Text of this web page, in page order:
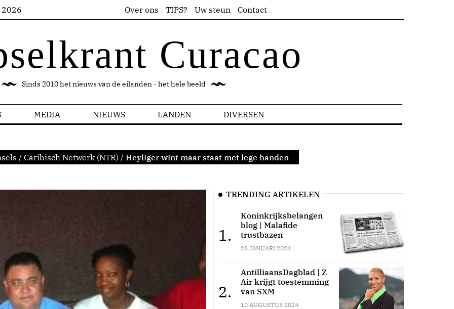
2026 Over ons TIPS? Uw steun Contact
Curacao
Sinds 2010 het nieuws van de eilanden - het hele beeld
MEDIA NIEUWS LANDEN DIVERSEN
/ Caribisch Netwerk (NTR) / Heyliger wint maar staat met lege handen
TRENDING ARTIKELEN
1.
Koninkrijksbelangen
blog | Malafide
trustbazen
28 JANUARI 2024
2.
AntilliaansDagblad | Z
Air krijgt toestemming
van SXM
10 AUGUSTUS 2024